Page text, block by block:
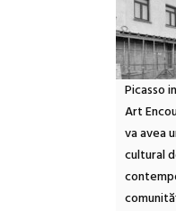
Picasso
Art
va avea
cultural